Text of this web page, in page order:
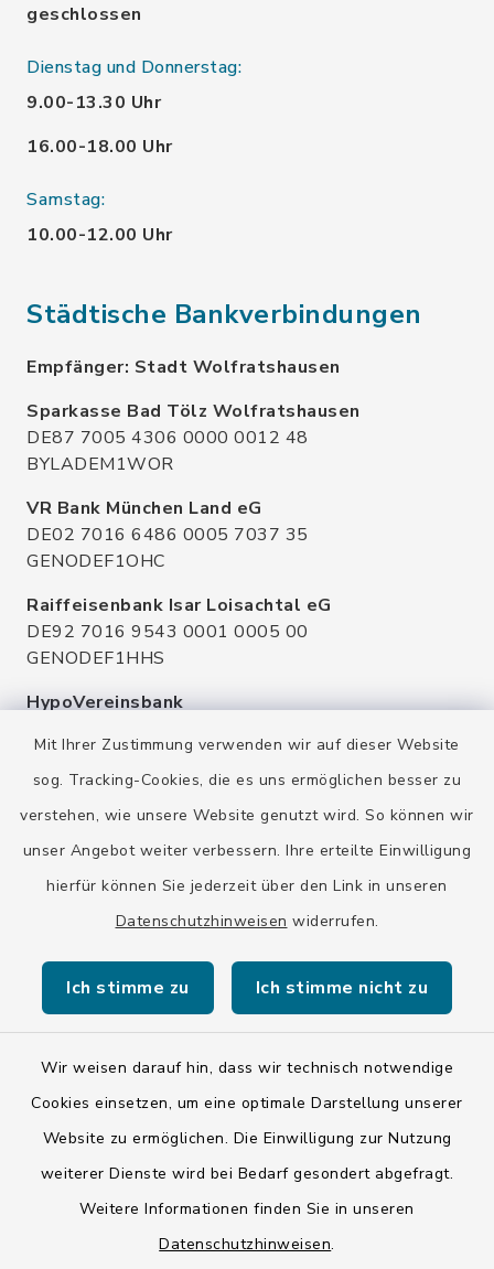
Mit Ihrer Zustimmung verwenden wir auf dieser Website
sog. Tracking-Cookies, die es uns ermöglichen besser zu
verstehen, wie unsere Website genutzt wird. So können wir
unser Angebot weiter verbessern. Ihre erteilte Einwilligung
hierfür können Sie jederzeit über den Link in unseren
Datenschutzhinweisen widerrufen.
Ich stimme zu Ich stimme nicht zu
Wir weisen darauf hin, dass wir technisch notwendige
Cookies einsetzen, um eine optimale Darstellung unserer
Website zu ermöglichen. Die Einwilligung zur Nutzung
weiterer Dienste wird bei Bedarf gesondert abgefragt.
Weitere Informationen finden Sie in unseren
Datenschutzhinweisen.
geschlossen
Dienstag und Donnerstag:
9.00-13.30 Uhr
16.00-18.00 Uhr
Samstag:
10.00-12.00 Uhr
Städtische Bankverbindungen
Empfänger: Stadt Wolfratshausen
Sparkasse Bad Tölz Wolfratshausen
DE87 7005 4306 0000 0012 48
BYLADEM1WOR
VR Bank München Land eG
DE02 7016 6486 0005 7037 35
GENODEF1OHC
Raiffeisenbank Isar Loisachtal eG
DE92 7016 9543 0001 0005 00
GENODEF1HHS
HypoVereinsbank
HYVEDEMMXXX
Kontakt
Barrierefreiheit
Impressum
ISIS 12
Sitemap